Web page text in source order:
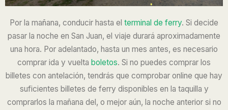
Por la mañana, conducir hasta el terminal de ferry. Si decide
pasar la noche en San Juan, el viaje durará aproximadamente
una hora. Por adelantado, hasta un mes antes, es necesario
comprar ida y vuelta boletos. Si no puedes comprar los
billetes con antelación, tendrás que comprobar online que hay
suficientes billetes de ferry disponibles en la taquilla y
comprarlos la mañana del, o mejor aún, la noche anterior si no